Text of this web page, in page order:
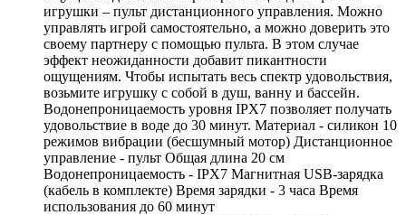
игрушки – пульт дистанционного управления. Можно
управлять игрой самостоятельно, а можно доверить это
своему партнеру с помощью пульта. В этом случае
эффект неожиданности добавит пикантности
ощущениям. Чтобы испытать весь спектр удовольствия,
возьмите игрушку с собой в душ, ванну и бассейн.
Водонепроницаемость уровня IPX7 позволяет получать
удовольствие в воде до 30 минут. Материал - силикон 10
режимов вибрации (бесшумный мотор) Дистанционное
управление - пульт Общая длина 20 см
Водонепроницаемость - IPX7 Магнитная USB-зарядка
(кабель в комплекте) Время зарядки - 3 часа Время
использования до 60 минут